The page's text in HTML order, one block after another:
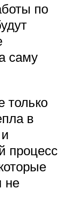
по
саму
только
в
процесс
не